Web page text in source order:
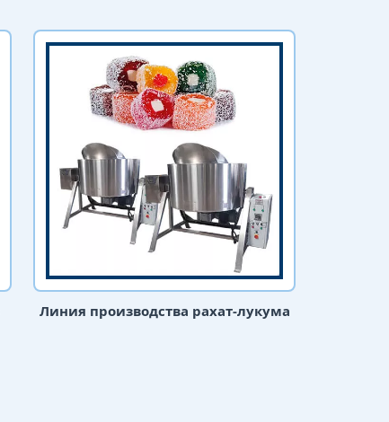
Линия производства рахат-лукума